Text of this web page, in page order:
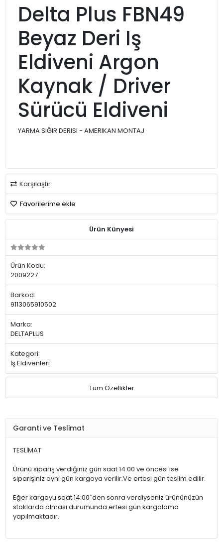
Delta Plus FBN49
Beyaz Deri Iş
Eldiveni Argon
Kaynak / Driver
Sürücü Eldiveni
YARMA SIĞIR DERISI - AMERIKAN MONTAJ
Karşılaştır
Favorilerime ekle
Ürün Künyesi
Ürün Kodu:
2009227
Barkod:
9113065910502
Marka:
DELTAPLUS
Kategori:
İş Eldivenleri
Tüm Özellikler
Garanti ve Teslimat
TESLİMAT
Ürünü sipariş verdiğiniz gün saat 14:00 ve öncesi ise
siparişiniz aynı gün kargoya verilir.Ve ertesi gün teslim edilir.
Eğer kargoyu saat 14:00`den sonra verdiyseniz ürününüzün
stoklarda olması durumunda ertesi gün kargolama
yapılmaktadır.